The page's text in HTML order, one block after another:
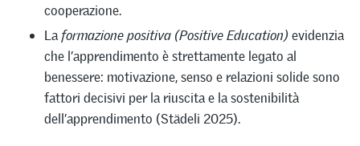
cooperazione.
La formazione positiva (Positive Education) evidenzia
che l’apprendimento è strettamente legato al
benessere: motivazione, senso e relazioni solide sono
fattori decisivi per la riuscita e la sostenibilità
dell’apprendimento (Städeli 2025).